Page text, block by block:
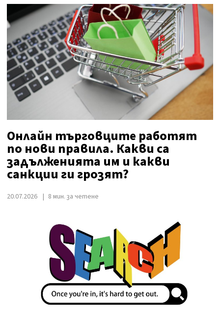
Онлайн търговците работят
по нови правила. Какви са
задълженията им и какви
санкции ги грозят?
20.07.2026 8 мин. за четене